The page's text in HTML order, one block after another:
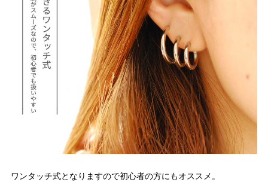
ワンタッチ式となりますので初心者の方にもオススメ。